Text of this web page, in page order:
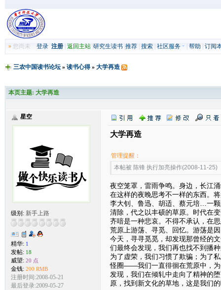
»您尚未 登录 注册| 返回主站| 研究生读书| 推荐| 搜索| 社区服务 帮助 订阅
三农中国读书论坛» 读书心得» 大学再造
本页主题: 大学再造
星空
级别: 新手上路
精华: 1
发帖: 18
威望: 20 点
金钱: 200 RMB
注册时间:2008-05-21
最后登录:2009-05-27
大学再造
管理提醒：
本帖被 陈锋 执行加亮操作(2008-11-25)
夜空笼罩，雷雨争鸣。身边，长江
在这样的夜晚思考不一样的东西。
李大钊、鲁迅、胡适、蔡元培…一
清除，代之以丰硕的草原。时代在
齐喑是一种悲哀。不得不承认，在
荒原上游荡、寻觅、回忆。游荡是
今天，寻寻觅觅，却发现那曾经的
们最终会发现，我们再也找不到播
为了虚荣，我们习惯了欺骗；为了
怪圈——我们一直徘徊在荒原中，为
发现，我们在倾轧中走向了精神的
原，找到新文化的草地，这是我们